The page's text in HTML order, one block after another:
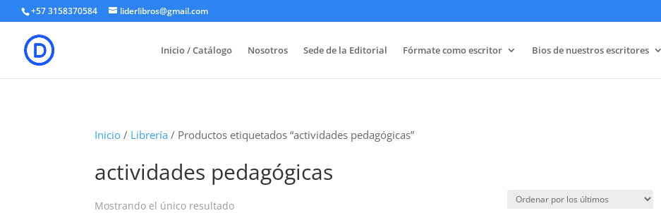
+57 3158370584 liderlibros@gmail.com
Inicio / Catálogo Nosotros Sede de la Editorial Fórmate como escritor Bios de nuestros escritores
Inicio / Librería / Productos etiquetados “actividades pedagógicas”
actividades pedagógicas
Mostrando el único resultado